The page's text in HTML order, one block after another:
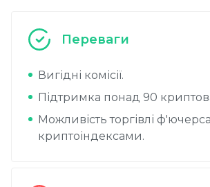
Переваги
Вигідні комісії.
Підтримка понад 90
Можливість торгівлі
криптоіндексами.